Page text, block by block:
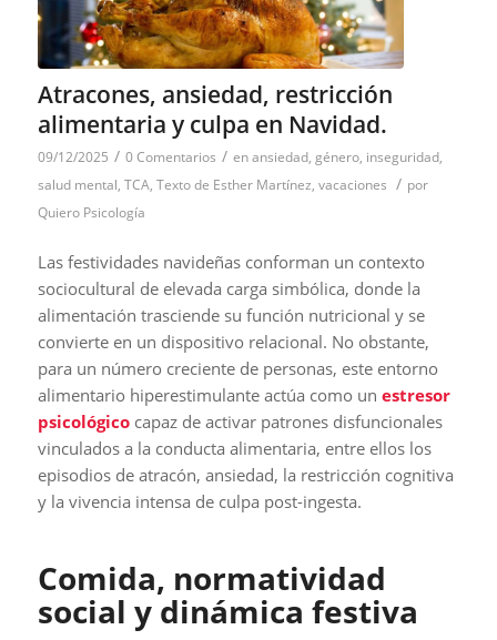
Atracones, ansiedad, restricción
alimentaria y culpa en Navidad.
09/12/2025 / 0 Comentarios / enansiedad, género, inseguridad,
salud mental, TCA, Texto de Esther Martínez, vacaciones / por
Quiero Psicología
Las festividades navideñas conforman un contexto
sociocultural de elevada carga simbólica, donde la
alimentación trasciende su función nutricional y se
convierte en un dispositivo relacional. No obstante,
para un número creciente de personas, este entorno
alimentario hiperestimulante actúa como un estresor
psicológicocapaz de activar patrones disfuncionales
vinculados a la conducta alimentaria, entre ellos los
episodios de atracón, ansiedad, la restricción cognitiva
y la vivencia intensa de culpa post-ingesta.
Comida, normatividad
social y dinámica festiva